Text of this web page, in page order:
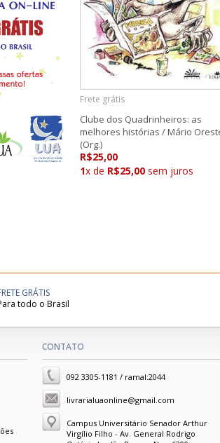
Frete grátis
Clube dos Quadrinheiros: as
melhores histórias / Mário
(Org.)
R$25,00
1x de R$25,00 sem juros
GRÁTIS
todo o Brasil
CONTATO
092 3305-1181 / ramal:2044
livrarialuaonline@gmail.com
Campus Universitário Senador Arthur
Virgílio Filho - Av. General Rodrigo